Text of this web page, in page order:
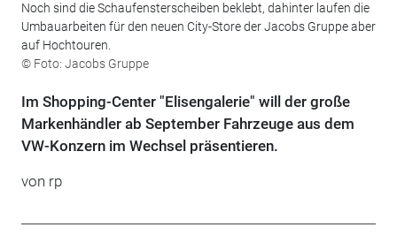
Noch sind die Schaufensterscheiben beklebt, dahinter laufen die
Umbauarbeiten für den neuen City-Store der Jacobs Gruppe aber
auf Hochtouren.
© Foto: Jacobs Gruppe
Im Shopping-Center "Elisengalerie" will der große
Markenhändler ab September Fahrzeuge aus dem
VW-Konzern im Wechsel präsentieren.
von rp